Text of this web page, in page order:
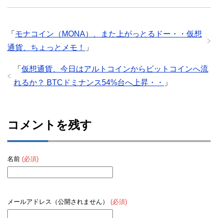
「 モナコイン（MONA）、また上がっとるドー・・仮想
通貨、ちょっとメモ！
」
「 仮想通貨、今日はアルトコインからビットコインへ流
れるか？ BTCドミナンス54%台へ上昇・・
」
コメントを残す
名前 (必須)
メールアドレス（公開されません） (必須)